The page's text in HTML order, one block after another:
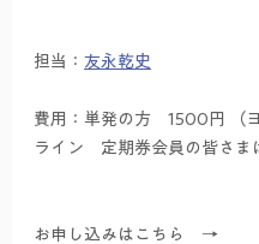
担当： 友永乾史
費用：単発の方　1500円 （
ライン　定期券会員の皆さま
お申し込みはこちら　→